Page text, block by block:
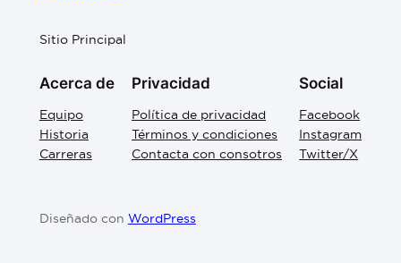
Sitio Principal
Acerca de
Equipo
Historia
Carreras
Privacidad
Política de privacidad
Términos y condiciones
Contacta con consotros
Social
Facebook
Instagram
Twitter/X
Diseñado con WordPress